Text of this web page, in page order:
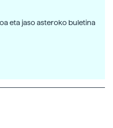
eta jaso asteroko buletina